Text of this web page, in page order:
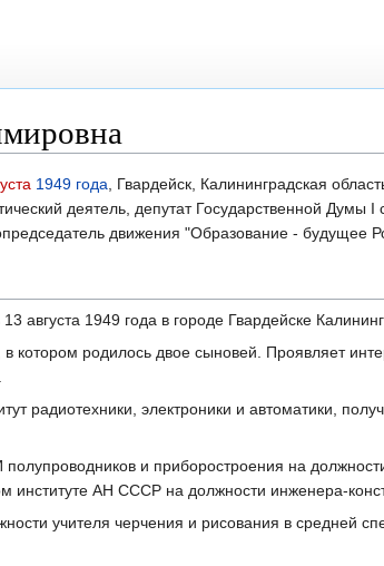
1949 года, Гвардейск, Калининградская
деятель, депутат Государственной Думы I
движения "Образование - будущее
августа 1949 года в городе Гвардейске
котором родилось двое сыновей. Проявляет
.
радиотехники, электроники и автоматики,
и приборостроения на
институте АН СССР на должности инженера-
учителя черчения и рисования в средней